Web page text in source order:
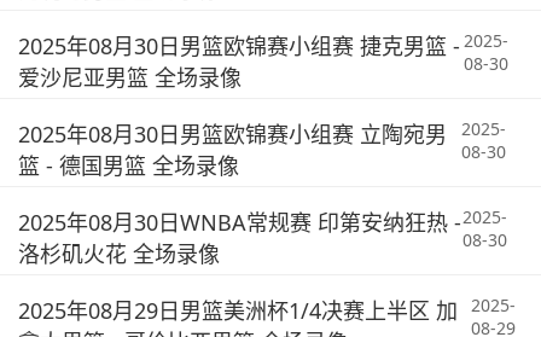
2025年08月30日男篮欧锦赛小组赛 捷克男篮 -
爱沙尼亚男篮 全场录像
2025-
08-30
2025年08月30日男篮欧锦赛小组赛 立陶宛男
篮 - 德国男篮 全场录像
2025-
08-30
2025年08月30日WNBA常规赛 印第安纳狂热 -
洛杉矶火花 全场录像
2025-
08-30
2025年08月29日男篮美洲杯1/4决赛上半区 加
2025-
08-29